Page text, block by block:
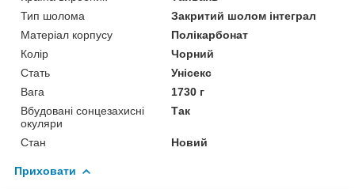
Тип шолома
Закритий шолом інтеграл
Матеріал корпусу
Полікарбонат
Колір
Чорний
Стать
Унісекс
Вага
1730 г
Вбудовані сонцезахисні
окуляри
Так
Стан Новий
Приховати